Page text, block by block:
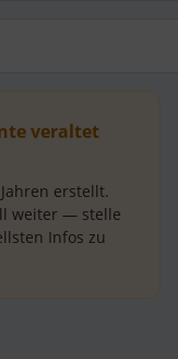
veraltet
erstellt.
weiter — stelle
Infos zu